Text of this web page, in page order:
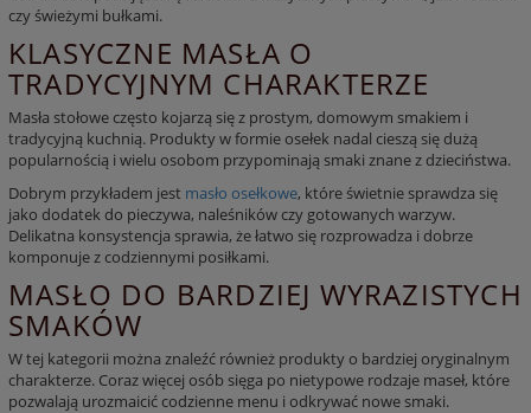
czy świeżymi bułkami.
KLASYCZNE MASŁA O
TRADYCYJNYM CHARAKTERZE
Masła stołowe często kojarzą się z prostym, domowym smakiem i
tradycyjną kuchnią. Produkty w formie osełek nadal cieszą się dużą
popularnością i wielu osobom przypominają smaki znane z dzieciństwa.
Dobrym przykładem jest masło osełkowe, które świetnie sprawdza się
jako dodatek do pieczywa, naleśników czy gotowanych warzyw.
Delikatna konsystencja sprawia, że łatwo się rozprowadza i dobrze
komponuje z codziennymi posiłkami.
MASŁO DO BARDZIEJ WYRAZISTYCH
SMAKÓW
W tej kategorii można znaleźć również produkty o bardziej oryginalnym
charakterze. Coraz więcej osób sięga po nietypowe rodzaje maseł, które
pozwalają urozmaicić codzienne menu i odkrywać nowe smaki.